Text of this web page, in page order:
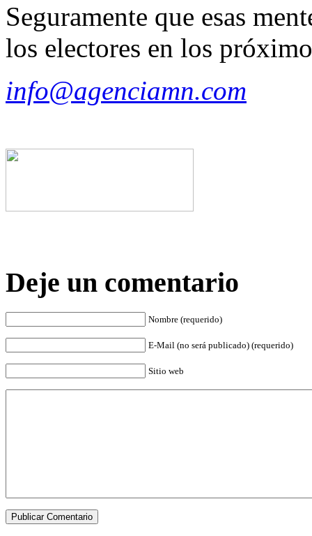
Seguramente que esas
los electores en los
info@agenciamn.com
Deje un comentario
Nombre (requerido)
E-Mail (no será publicado) (requerido)
Sitio web